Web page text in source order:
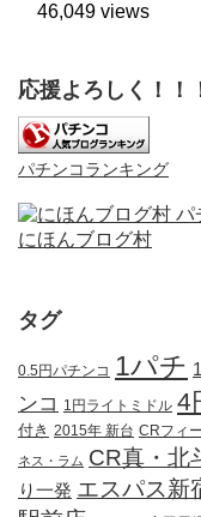
46,049 views
応援よろしく！！
パチンコランキング
にほんブログ村
タグ
0.5円パチンコ 1パチ
ンコ
1円ライトミドル 4
付き 2015年 新台 CRフィ
ネス・ラム CR真・北
り一発 エスパス新